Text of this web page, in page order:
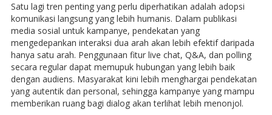
Satu lagi tren penting yang perlu diperhatikan adalah adopsi
komunikasi langsung yang lebih humanis. Dalam publikasi
media sosial untuk kampanye, pendekatan yang
mengedepankan interaksi dua arah akan lebih efektif daripada
hanya satu arah. Penggunaan fitur live chat, Q&A, dan polling
secara regular dapat memupuk hubungan yang lebih baik
dengan audiens. Masyarakat kini lebih menghargai pendekatan
yang autentik dan personal, sehingga kampanye yang mampu
memberikan ruang bagi dialog akan terlihat lebih menonjol.